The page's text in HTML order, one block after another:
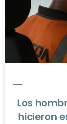
Los
hicieron